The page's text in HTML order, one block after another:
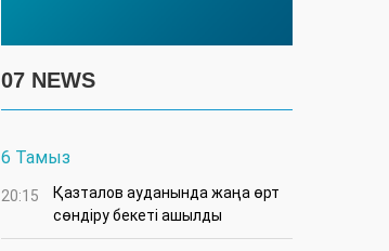
07 NEWS
6 Тамыз
20:15
Қазталов ауданында жаңа өрт
сөндіру бекеті ашылды